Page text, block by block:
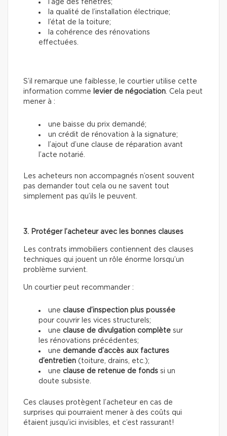
l’âge des fenêtres;
la qualité de l’installation électrique;
l’état de la toiture;
la cohérence des rénovations
effectuées.
S’il remarque une faiblesse, le courtier utilise cette
information comme levier de négociation. Cela peut
mener à :
une baisse du prix demandé;
un crédit de rénovation à la signature;
l’ajout d’une clause de réparation avant
l’acte notarié.
Les acheteurs non accompagnés n’osent souvent
pas demander tout cela ou ne savent tout
simplement pas qu’ils le peuvent.
3. Protéger l’acheteur avec les bonnes clauses
Les contrats immobiliers contiennent des clauses
techniques qui jouent un rôle énorme lorsqu’un
problème survient.
Un courtier peut recommander :
une clause d’inspection plus poussée
pour couvrir les vices structurels;
une clause de divulgation complète sur
les rénovations précédentes;
une demande d’accès aux factures
d’entretien (toiture, drains, etc.);
une clause de retenue de fonds si un
doute subsiste.
Ces clauses protègent l’acheteur en cas de
surprises qui pourraient mener à des coûts qui
étaient jusqu’ici invisibles, et c’est rassurant!